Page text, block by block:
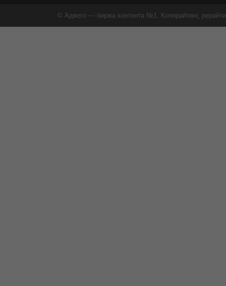
© Адвего — биржа контента №1. Копирайтинг,